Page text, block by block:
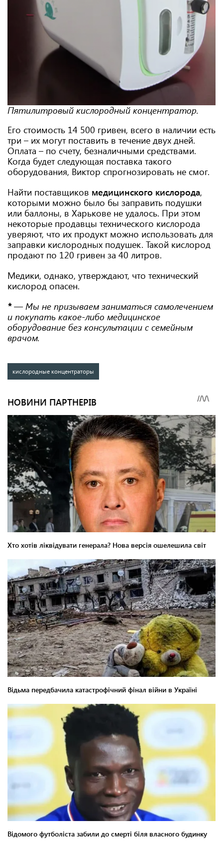
Пятилитровый кислородный концентратор.
Его стоимость 14 500 гривен, всего в наличии есть
три – их могут поставить в течение двух дней.
Оплата – по счету, безналичными средствами.
Когда будет следующая поставка такого
оборудования, Виктор спрогнозировать не смог.
Найти поставщиков медицинского кислорода,
которыми можно было бы заправить подушки
или баллоны, в Харькове не удалось. При этом
некоторые продавцы технического кислорода
уверяют, что их продукт можно использовать для
заправки кислородных подушек. Такой кислород
продают по 120 гривен за 40 литров.
Медики, однако, утверждают, что технический
кислород опасен.
*— Мы не призываем заниматься самолечением
и покупать какое-либо медицинское
оборудование без консультации с семейным
врачом.
кислородные концентраторы